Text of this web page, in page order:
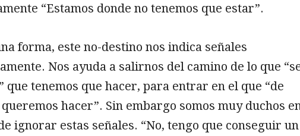
“Estamos donde no tenemos que estar”.
forma, este no-destino nos indica señales
Nos ayuda a salirnos del camino de lo que
que tenemos que hacer, para entrar en el que “de
hacer”. Sin embargo somos muy duchos
ignorar estas señales. “No, tengo que conseguir un